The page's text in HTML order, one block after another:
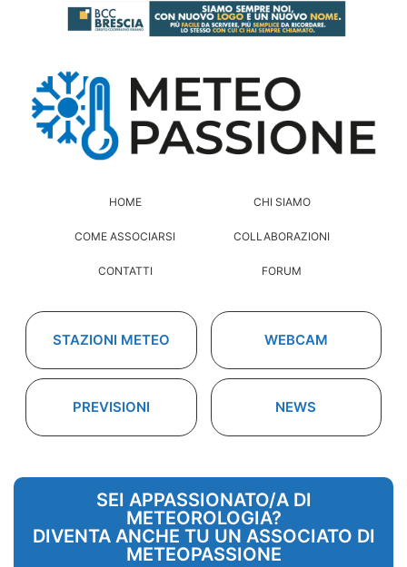
HOME CHI SIAMO
COME ASSOCIARSI COLLABORAZIONI
CONTATTI FORUM
STAZIONI METEO WEBCAM
PREVISIONI NEWS
SEI APPASSIONATO/A DI
METEOROLOGIA?
DIVENTA ANCHE TU UN ASSOCIATO DI
METEOPASSIONE